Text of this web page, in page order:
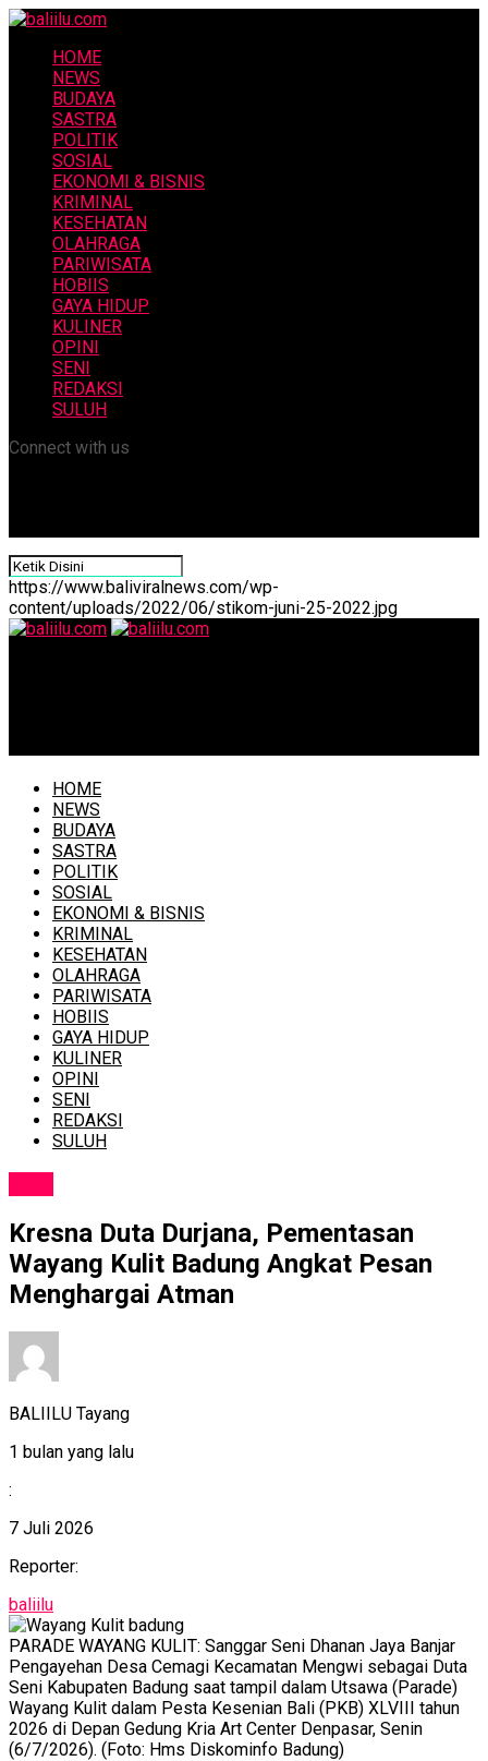
HOME
NEWS
BUDAYA
SASTRA
POLITIK
SOSIAL
EKONOMI & BISNIS
KRIMINAL
KESEHATAN
OLAHRAGA
PARIWISATA
HOBIIS
GAYA HIDUP
KULINER
OPINI
SENI
REDAKSI
SULUH
Connect with us
https://www.baliviralnews.com/wp-
content/uploads/2022/06/stikom-juni-25-2022.jpg
HOME
NEWS
BUDAYA
SASTRA
POLITIK
SOSIAL
EKONOMI & BISNIS
KRIMINAL
KESEHATAN
OLAHRAGA
PARIWISATA
HOBIIS
GAYA HIDUP
KULINER
OPINI
SENI
REDAKSI
SULUH
Kresna Duta Durjana, Pementasan
Wayang Kulit Badung Angkat Pesan
Menghargai Atman
BALIILU Tayang
1 bulan yang lalu
:
7 Juli 2026
Reporter:
baliilu
PARADE WAYANG KULIT: Sanggar Seni Dhanan Jaya Banjar
Pengayehan Desa Cemagi Kecamatan Mengwi sebagai Duta
Seni Kabupaten Badung saat tampil dalam Utsawa (Parade)
Wayang Kulit dalam Pesta Kesenian Bali (PKB) XLVIII tahun
2026 di Depan Gedung Kria Art Center Denpasar, Senin
(6/7/2026). (Foto: Hms Diskominfo Badung)